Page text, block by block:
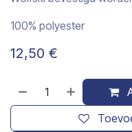
100% polyester
12,50 €